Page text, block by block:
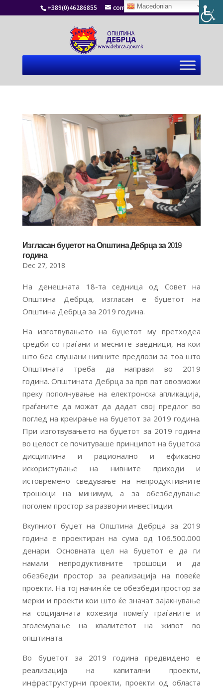
+389(0)46286855 contact@debrca.gov.mk
Изгласан буџетот на Општина Дебрца за 2019
година
Dec 27, 2018
На денешната 18-та седница од Совет на
Општина Дебрца, изгласан е буџетот на
Општина Дебрца за 2019 година.
На изготвувањето на буџетот му претходеа
средби со граѓани и месните заедници, на кои
што беа слушани нивните предлози за тоа што
Општината треба да направи во 2019
година. Општината Дебрца за прв пат овозможи
преку пополнување на електронска апликација,
граѓаните да можат да дадат свој предлог во
поглед на креирање на буџетот за 2019 година.
При изготвувањето на буџетот за 2019 година
во целост се почитуваше принципот на буџетска
дисциплина и рационално и ефикасно
искористување на нивните приходи и
истовремено сведување на непродуктивните
трошоци на минимум, а за обезбедување
поголем простор за развојни инвестиции.
Вкупниот буџет на Општина Дебрца за 2019
година е проектиран на сума од 106.500.000
денари. Основната цел на буџетот е да ги
намали непродуктивните трошоци и да
обезбеди простор за реализација на повеќе
проекти. На тој начин ќе се обезбеди простор за
мерки и проекти кои што ќе значат зајакнување
на социјалната кохезија помеѓу граѓаните и
зголемување на квалитетот на живот во
општината.
Во буџетот за 2019 година предвидено е
реализација на капитални проекти,
инфраструктурни проекти, проекти од областа
Macedonian